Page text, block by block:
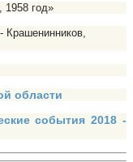
год»
- Крашенинников,
области
события 2018 -